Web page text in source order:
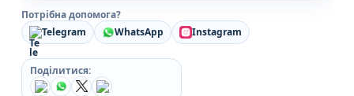
Потрібна допомога?
Telegram
WhatsApp Instagram
Поділитися: